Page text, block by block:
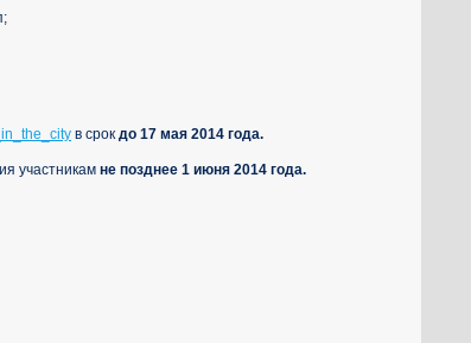
в срок до 17 мая 2014 года.
участникам не позднее 1 июня 2014 года.
В ФОРУМЕ